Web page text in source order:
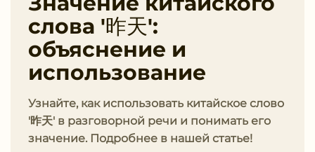
слова '昨天':
объяснение и
использование
Узнайте, как использовать китайское слово
'昨天' в разговорной речи и понимать его
значение. Подробнее в нашей статье!